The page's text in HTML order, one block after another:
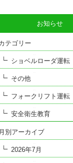
お知らせ
テゴリー
ショベルローダ運転
その他
フォークリフト運転
安全衛生教育
月別アーカイブ
2026年7月